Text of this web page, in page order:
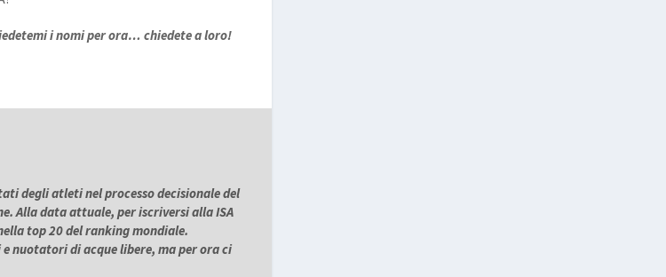
i nomi per ora… chiedete a loro!
degli atleti nel processo decisionale del
Alla data attuale, per iscriversi alla ISA
top 20 del ranking mondiale.
nuotatori di acque libere, ma per ora ci